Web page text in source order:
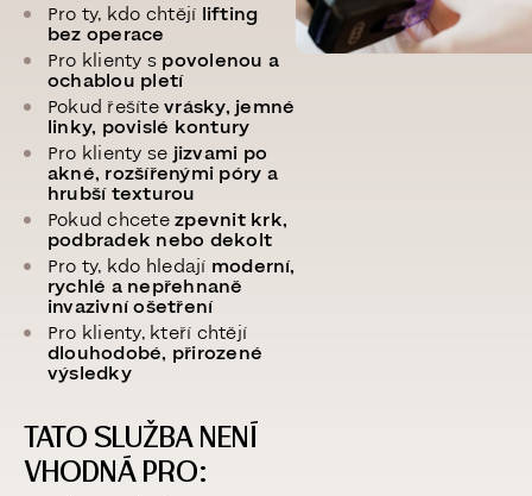
Pro ty, kdo chtějí lifting
bez operace
Pro klienty s povolenou a
ochablou pletí
Pokud řešítevrásky, jemné
linky, povislé kontury
Pro klienty se jizvami po
akné, rozšířenými póry a
hrubší texturou
Pokud chcetezpevnit krk,
podbradek nebo dekolt
Pro ty, kdo hledají moderní,
rychlé a nepřehnaně
invazivní ošetření
Pro klienty, kteří chtějí
dlouhodobé, přirozené
výsledky
TATO SLUŽBA NENÍ
VHODNÁ PRO: